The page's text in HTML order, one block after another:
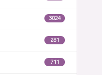
3024
281
711